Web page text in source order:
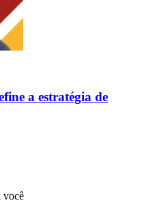
a estratégia de
você